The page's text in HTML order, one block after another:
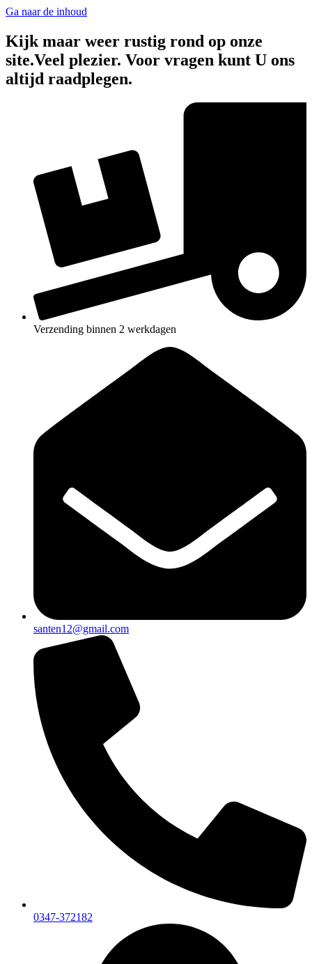
Ga naar de inhoud
Kijk maar weer rustig rond op onze
site.Veel plezier. Voor vragen kunt U ons
altijd raadplegen.
Verzending binnen 2 werkdagen
santen12@gmail.com
0347-372182